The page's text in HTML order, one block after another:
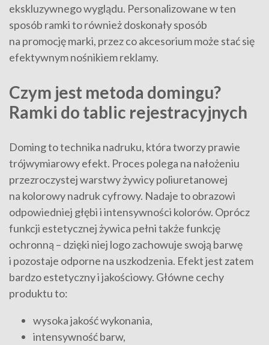
ekskluzywnego wyglądu. Personalizowane w ten
sposób ramki to również doskonały sposób
na promocję marki, przez co akcesorium może stać się
efektywnym nośnikiem reklamy.
Czym jest metoda domingu?
Ramki do tablic rejestracyjnych
Doming to technika nadruku, która tworzy prawie
trójwymiarowy efekt. Proces polega na nałożeniu
przezroczystej warstwy żywicy poliuretanowej
na kolorowy nadruk cyfrowy. Nadaje to obrazowi
odpowiedniej głębi i intensywności kolorów. Oprócz
funkcji estetycznej żywica pełni także funkcję
ochronną – dzięki niej logo zachowuje swoją barwę
i pozostaje odporne na uszkodzenia. Efekt jest zatem
bardzo estetyczny i jakościowy. Główne cechy
produktu to:
wysoka jakość wykonania,
intensywność barw,